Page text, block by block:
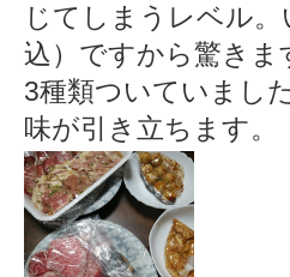
じてしまうレベル
込）ですから驚き
3種類ついていまし
味が引き立ちます。